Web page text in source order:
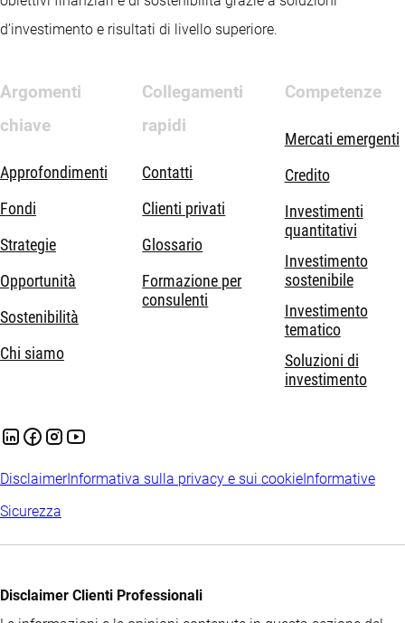
d’investimento e risultati di livello superiore.
Argomenti
chiave
Approfondimenti
Fondi
Strategie
Opportunità
Sostenibilità
Chi siamo
Collegamenti
rapidi
Contatti
Clienti privati
Glossario
Formazione per
consulenti
Competenze
Mercati emergenti
Credito
Investimenti
quantitativi
Investimento
sostenibile
Investimento
tematico
Soluzioni di
investimento
DisclaimerInformativa sulla privacy e sui cookie Informative
Sicurezza
Disclaimer Clienti Professionali